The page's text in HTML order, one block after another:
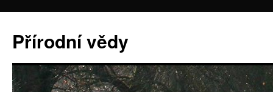
Přírodní vědy